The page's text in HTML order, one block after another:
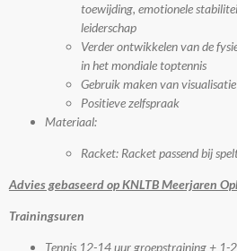
toewijding, emotionele
leiderschap
Verder ontwikkelen van de
in het mondiale toptennis
Gebruik maken van
Positieve zelfspraak
Materiaal:
Racket: Racket passend bij
Advies gebaseerd op KNLTB Meerjaren
Trainingsuren
Tennis 12-14 uur groepstraining + 1-